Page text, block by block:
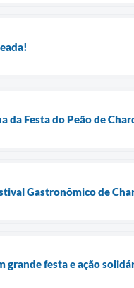
da Festa do Peão de
Gastronômico de
grande festa e ação